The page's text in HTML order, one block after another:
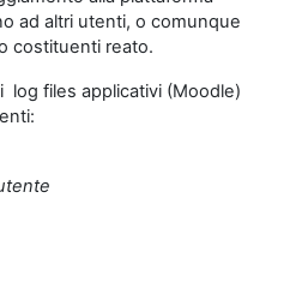
ad altri utenti, o comunque
costituenti reato.
log files applicativi (Moodle)